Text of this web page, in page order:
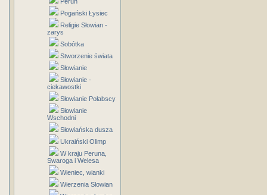
Pogański Łysiec
Religie Słowian -
zarys
Sobótka
Stworzenie świata
Słowianie
Słowianie -
ciekawostki
Słowianie Połabscy
Słowianie
Wschodni
Słowiańska dusza
Ukraiński Olimp
W kraju Peruna,
Swaroga i Welesa
Wieniec, wianki
Wierzenia Słowian